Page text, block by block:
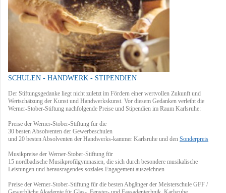
SCHULEN - HANDWERK - STIPENDIEN
Der Stiftungsgedanke liegt nicht zuletzt im Fördern einer wertvollen Zukunft und
Wertschätzung der Kunst und Handwerkskunst. Vor diesem Gedanken verleiht die
Werner-Stober-Stiftung nachfolgende Preise und Stipendien im Raum Karlsruhe:
Preise der Werner-Stober-Stiftung für die
30 besten Absolventen der Gewerbeschulen
und 20 besten Absolventen der Handwerks-kammer Karlsruhe und den Sonderpreis
Musikpreise der Werner-Stober-Stiftung für
15 nordbadische Musikprofilgymnasien, die sich durch besondere musikalische
Leistungen und herausragendes soziales Engagement auszeichnen
Preise der Werner-Stober-Stiftung für die besten Abgänger der Meisterschule GFF /